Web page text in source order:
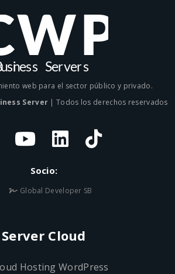
web para el sector público y privado.
Server | Todos los derechos reservados
Socio:
Global Developer SB
Server Cloud
Hosting WordPress